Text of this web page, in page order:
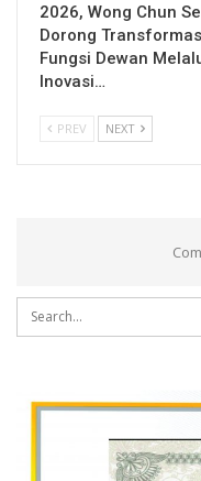
2026, Wong Chun
Dorong
Fungsi Dewan
Inovasi…
PREV NEXT